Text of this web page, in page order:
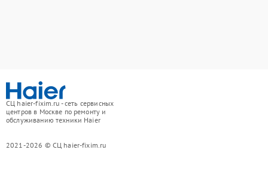
СЦ haier-fixim.ru - сеть сервисных
центров в Москве по ремонту и
обслуживанию техники Haier
2021-2026 © СЦ haier-fixim.ru